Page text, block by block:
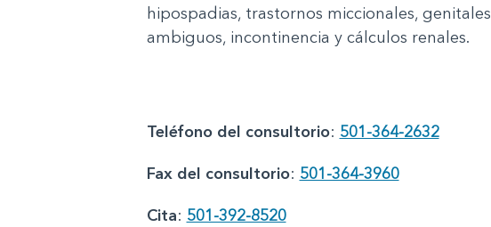
hipospadias, trastornos miccionales, genitales
ambiguos, incontinencia y cálculos renales.
Teléfono del consultorio: 501-364-2632
Fax del consultorio: 501-364-3960
Cita: 501-392-8520